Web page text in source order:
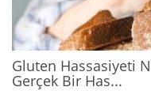
Gluten Hassasiyeti
Gerçek Bir Has...